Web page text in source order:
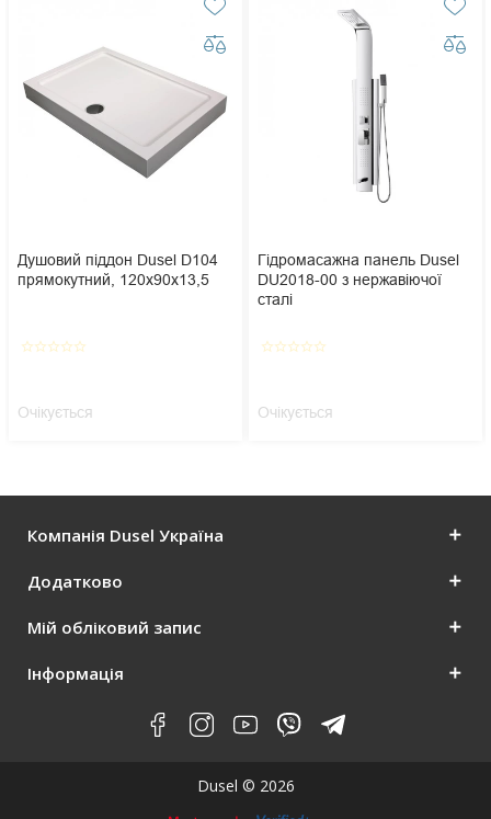
Душовий піддон Dusel D104
прямокутний, 120х90х13,5
star_borderstar_borderstar_borderstar_borderstar_border
Очікується
Гідромасажна панель Dusel
DU2018-00 з нержавіючої
сталі
star_borderstar_borderstar_borderstar_borderstar_border
Очікується
Компанія Dusel Україна
Додатково
Мій обліковий запис
Інформація
Dusel © 2026